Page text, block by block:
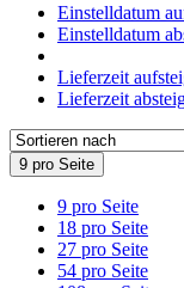
Einstelldatum
Einstelldatum
Lieferzeit
Lieferzeit
9 pro Seite
9 pro Seite
18 pro Seite
27 pro Seite
54 pro Seite